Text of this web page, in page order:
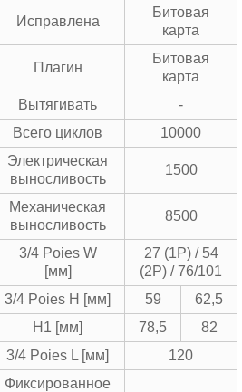
Исправлена
Битовая
карта
Плагин
Битовая
карта
Вытягивать
-
Всего циклов
10000
Электрическая
выносливость
1500
Механическая
выносливость
8500
3/4 Poies W
[мм]
27 (1P) / 54
(2P) / 76/101
3/4 Poies H [мм]
59
62,5
H1 [мм]
78,5
82
3/4 Poies L [мм]
120
Фиксированное